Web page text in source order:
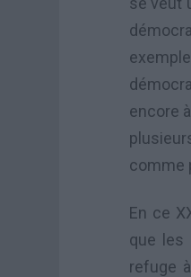
encore
comme
En ce
que les
refuge